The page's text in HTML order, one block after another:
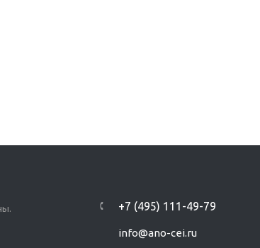
+7 (495) 111-49-79
info@ano-cei.ru